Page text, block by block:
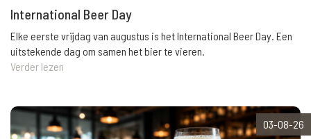
International Beer Day
Elke eerste vrijdag van augustus is het International Beer Day. Een
uitstekende dag om samen het bier te vieren.
Verder lezen
03-08-26